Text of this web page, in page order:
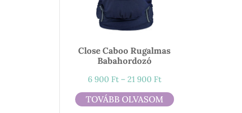
Close Caboo Rugalmas
Babahordozó
6 900 Ft – 21 900 FtÁrtartomány:
6
900 Ft
TOVÁBB OLVASOM